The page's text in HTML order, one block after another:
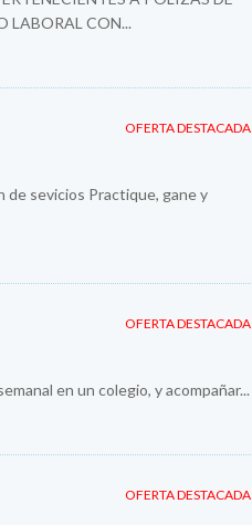
LABORAL CON...
OFERTA DESTACADA
sevicios Practique, gane y
OFERTA DESTACADA
en un colegio, y acompañar...
OFERTA DESTACADA